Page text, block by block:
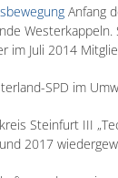
Anfang
im Juli 2014
SPD im
Steinfurt III
2017